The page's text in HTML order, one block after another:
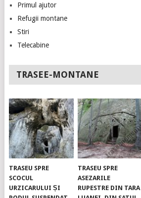
Primul ajutor
Refugii montane
Stiri
Telecabine
TRASEE-MONTANE
TRASEU SPRE
SCOCUL
URZICARULUI ȘI
TRASEU SPRE
ASEZARILE
RUPESTRE DIN TARA